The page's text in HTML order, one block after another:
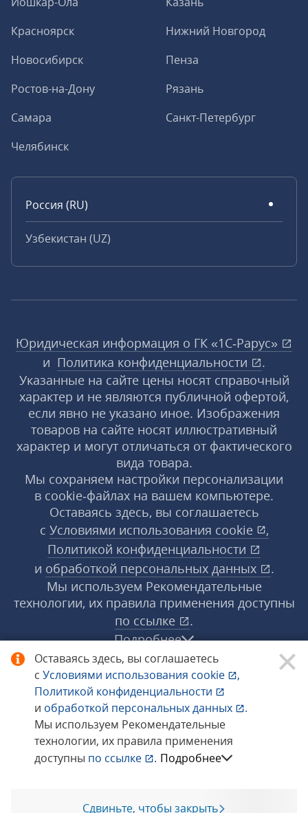
Оставаясь здесь, вы соглашаетесь
с Условиями использования cookie
,
Политикой конфиденциальности
и обработкой персональных данных
.
Мы используем Рекомендательные
технологии, их правила применения
доступны по ссылке . Подробнее
Сдвиньте, чтобы закрыть
Красноярск
Нижний Новгород
Новосибирск
Пенза
Ростов-на-Дону
Рязань
Самара
Санкт-Петербург
Челябинск
Россия (RU)
Узбекистан (UZ)
Юридическая информация о ГК «1С‑Рарус»
и Политика конфиденциальности
.
Указанные на сайте цены носят справочный
характер и не являются публичной офертой,
если явно не указано иное. Изображения
товаров на сайте носят иллюстративный
характер и могут отличаться от фактического
вида товара.
Мы сохраняем настройки персонализации
в cookie‑файлах на вашем компьютере.
Оставаясь здесь, вы соглашаетесь
с Условиями использования cookie
,
Политикой конфиденциальности
и обработкой персональных данных
.
Мы используем Рекомендательные
технологии, их правила применения доступны
по ссылке
.
Подробнее
© 1998−2026 «1С‑Рарус» ®. Все права
защищены.
Сообщить об ошибке
Позвоните мне